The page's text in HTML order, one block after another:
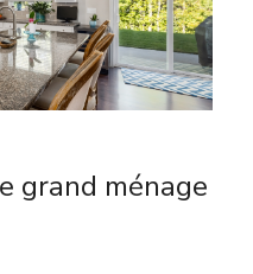
grand ménage